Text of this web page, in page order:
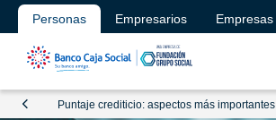
Personas Empresarios Empresas
Puntaje crediticio: aspectos más importantes